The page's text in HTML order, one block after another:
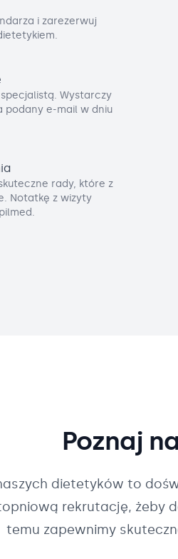
i zarezerwuj
Wystarczy
podany e-mail w dniu
rady, które z
Notatkę z wizyty
Poznaj
dietetyków to
rekrutację, żeby
temu zapewnimy